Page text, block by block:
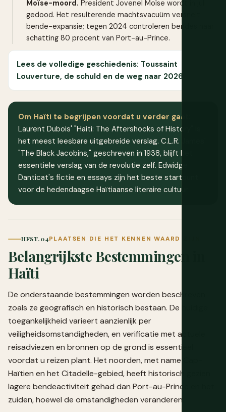
Moïse-moord. President Jovenel Moïse wordt in juli
gedood. Het resulterende machtsvacuüm versnelt
bende-expansie; tegen 2024 controleren bendes naar
schatting 80 procent van Port-au-Prince.
Lees de volledige geschiedenis: Toussaint
Louverture, de schuld en de weg naar 2026
Om Haïti te begrijpen voordat u verder gaat:
Laurent Dubois' "Haiti: The Aftershocks of History" is
het meest leesbare uitgebreide verslag. C.L.R. James'
"The Black Jacobins," geschreven in 1938, blijft het
essentiële verslag van de revolutie zelf. Edwidge
Danticat's fictie en essays zijn het beste startpunt
voor de hedendaagse Haïtiaanse literaire cultuur.
HFST. 04PLAATSEN DIE HET KENNEN WAARD ZIJN
Belangrijkste Bestemmingen in
Haïti
De onderstaande bestemmingen worden beschreven
zoals ze geografisch en historisch bestaan. De huidige
toegankelijkheid varieert aanzienlijk per
veiligheidsomstandigheden, en verificatie met actuele
reisadviezen en bronnen op de grond is essentieel
voordat u reizen plant. Het noorden, met name Cap-
Haïtien en het Citadelle-gebied, heeft historisch gezien
lagere bendeactiviteit gehad dan Port-au-Prince en het
zuiden, hoewel de omstandigheden veranderen.